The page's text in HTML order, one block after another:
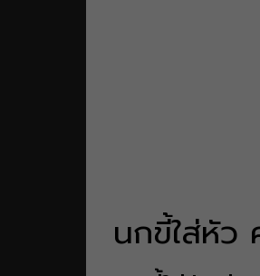
นกขี้ใส่หัว